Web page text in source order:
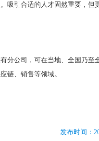
吸引合适的人才固然重要，但
分公司，可在当地、全国乃至
链、销售等领域。
发布时间：